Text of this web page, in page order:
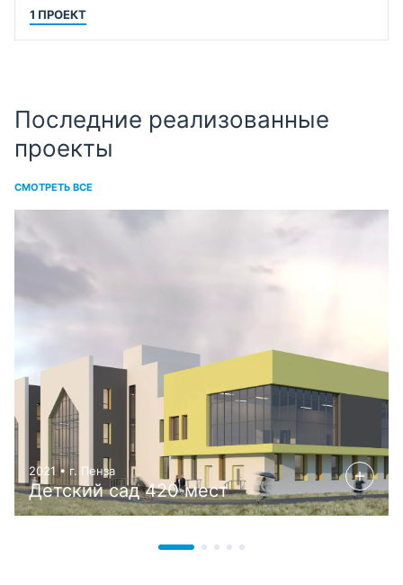
1 ПРОЕКТ
Последние реализованные
проекты
СМОТРЕТЬ ВСЕ
2021 • г. Пенза
Детский сад 420 мест